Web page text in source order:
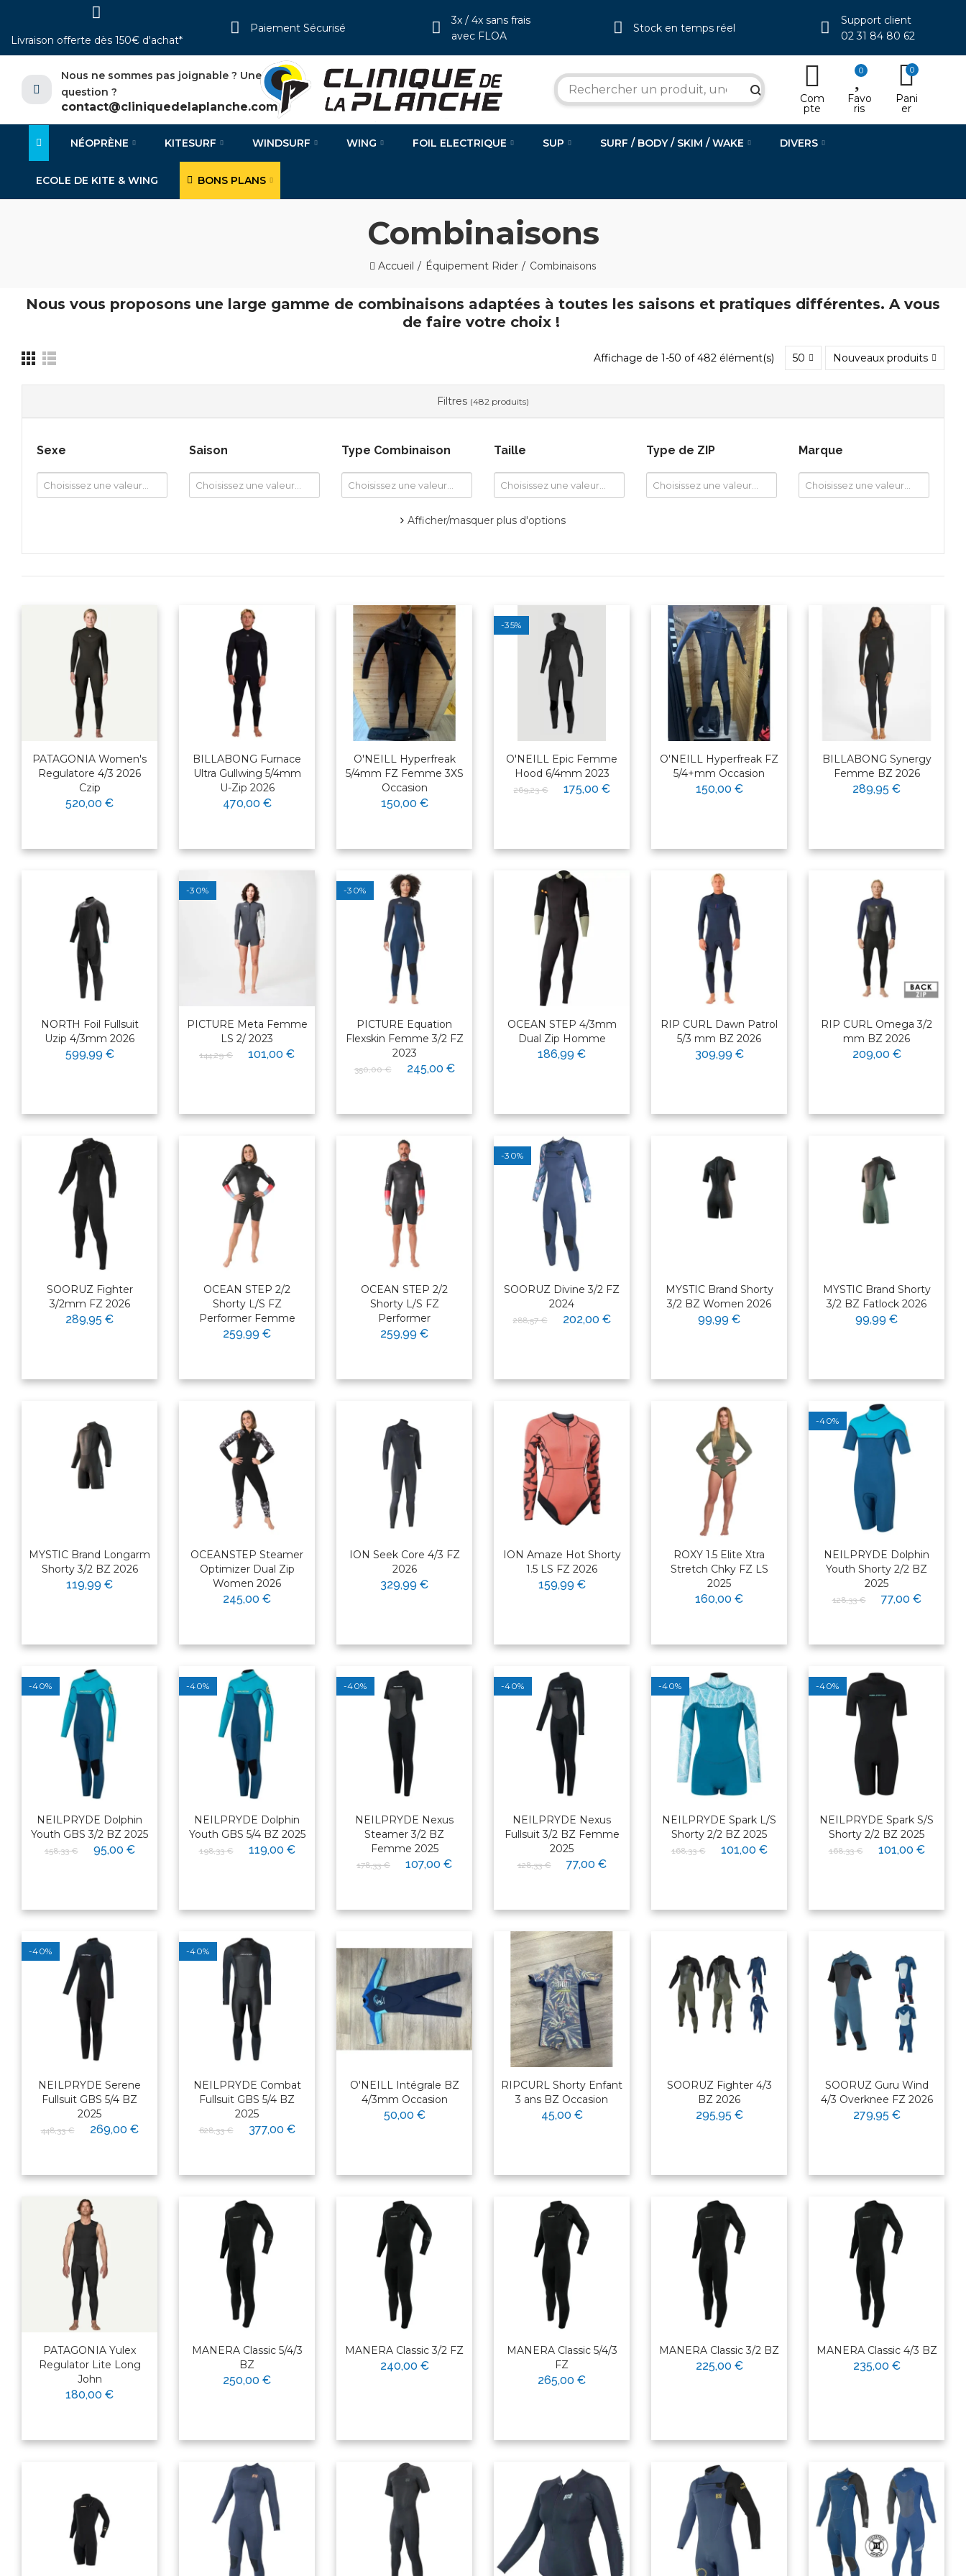
Livraison offerte dès 150€ d'achat*
Paiement Sécurisé
3x / 4x sans frais
avec FLOA
Stock en temps réel
Support client
02 31 84 80 62
Nous ne sommes pas joignable ? Une
question ?
contact@cliniquedelaplanche.com
search Com
pte
0
Favo
ris
0
Pani
er
NÉOPRÈNE KITESURF WINDSURF WING FOIL ELECTRIQUE SUP SURF / BODY / SKIM / WAKE DIVERS
ECOLE DE KITE & WING BONS PLANS
Combinaisons
Accueil Équipement Rider Combinaisons
Nous vous proposons une large gamme de combinaisons adaptées à toutes les saisons et pratiques différentes. A vous
de faire votre choix !
Affichage de 1-50 of 482 élément(s) 50 Nouveaux produits
Filtres (482 produits)
Sexe Saison Type Combinaison Taille Type de ZIP Marque
Afficher/masquer plus d'options
PATAGONIA Women's
Regulatore 4/3 2026
Czip
520,00 €
BILLABONG Furnace
Ultra Gullwing 5/4mm
U-Zip 2026
470,00 €
O'NEILL Hyperfreak
5/4mm FZ Femme 3XS
Occasion
150,00 €
-35%
O'NEILL Epic Femme
Hood 6/4mm 2023
269,23 € 175,00 €
O'NEILL Hyperfreak FZ
5/4+mm Occasion
150,00 €
BILLABONG Synergy
Femme BZ 2026
289,95 €
NORTH Foil Fullsuit
Uzip 4/3mm 2026
599,99 €
-30%
PICTURE Meta Femme
LS 2/ 2023
144,29 € 101,00 €
-30%
PICTURE Equation
Flexskin Femme 3/2 FZ
2023
350,00 € 245,00 €
OCEAN STEP 4/3mm
Dual Zip Homme
186,99 €
RIP CURL Dawn Patrol
5/3 mm BZ 2026
309,99 €
RIP CURL Omega 3/2
mm BZ 2026
209,00 €
SOORUZ Fighter
3/2mm FZ 2026
289,95 €
OCEAN STEP 2/2
Shorty L/S FZ
Performer Femme
259,99 €
OCEAN STEP 2/2
Shorty L/S FZ
Performer
259,99 €
-30%
SOORUZ Divine 3/2 FZ
2024
288,57 € 202,00 €
MYSTIC Brand Shorty
3/2 BZ Women 2026
99,99 €
MYSTIC Brand Shorty
3/2 BZ Fatlock 2026
99,99 €
MYSTIC Brand Longarm
Shorty 3/2 BZ 2026
119,99 €
OCEANSTEP Steamer
Optimizer Dual Zip
Women 2026
245,00 €
ION Seek Core 4/3 FZ
2026
329,99 €
ION Amaze Hot Shorty
1.5 LS FZ 2026
159,99 €
ROXY 1.5 Elite Xtra
Stretch Chky FZ LS
2025
160,00 €
-40%
NEILPRYDE Dolphin
Youth Shorty 2/2 BZ
2025
128,33 € 77,00 €
-40%
NEILPRYDE Dolphin
Youth GBS 3/2 BZ 2025
158,33 € 95,00 €
-40%
NEILPRYDE Dolphin
Youth GBS 5/4 BZ 2025
198,33 € 119,00 €
-40%
NEILPRYDE Nexus
Steamer 3/2 BZ
Femme 2025
178,33 € 107,00 €
-40%
NEILPRYDE Nexus
Fullsuit 3/2 BZ Femme
2025
128,33 € 77,00 €
-40%
NEILPRYDE Spark L/S
Shorty 2/2 BZ 2025
168,33 € 101,00 €
-40%
NEILPRYDE Spark S/S
Shorty 2/2 BZ 2025
168,33 € 101,00 €
-40%
NEILPRYDE Serene
Fullsuit GBS 5/4 BZ
2025
448,33 € 269,00 €
-40%
NEILPRYDE Combat
Fullsuit GBS 5/4 BZ
2025
628,33 € 377,00 €
O'NEILL Intégrale BZ
4/3mm Occasion
50,00 €
RIPCURL Shorty Enfant
3 ans BZ Occasion
45,00 €
SOORUZ Fighter 4/3
BZ 2026
295,95 €
SOORUZ Guru Wind
4/3 Overknee FZ 2026
279,95 €
PATAGONIA Yulex
Regulator Lite Long
John
180,00 €
MANERA Classic 5/4/3
BZ
250,00 €
MANERA Classic 3/2 FZ
240,00 €
MANERA Classic 5/4/3
FZ
265,00 €
MANERA Classic 3/2 BZ
225,00 €
MANERA Classic 4/3 BZ
235,00 €